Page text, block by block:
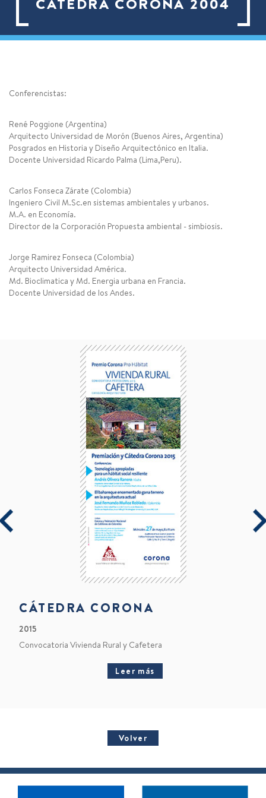
Conferencistas:
René Poggione (Argentina)
Arquitecto Universidad de Morón (Buenos Aires, Argentina)
Posgrados en Historia y Diseño Arquitectónico en Italia.
Docente Universidad Ricardo Palma (Lima,Peru).
Carlos Fonseca Zárate (Colombia)
Ingeniero Civil M.Sc.en sistemas ambientales y urbanos.
M.A. en Economía.
Director de la Corporación Propuesta ambiental - simbiosis.
Jorge Ramirez Fonseca (Colombia)
Arquitecto Universidad América.
Md. Bioclimatica y Md. Energia urbana en Francia.
Docente Universidad de los Andes.
CÁTEDRA CORONA
2015
Convocatoria Vivienda Rural y Cafetera
Leer más
Volver